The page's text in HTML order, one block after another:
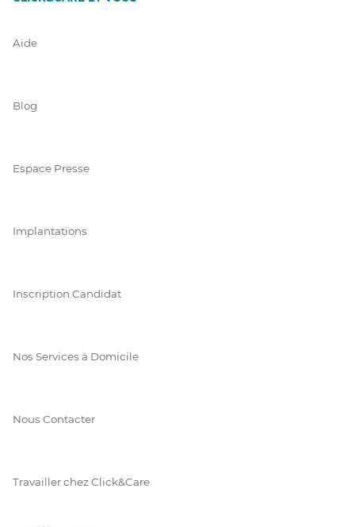
Aide
Blog
Espace Presse
Implantations
Inscription Candidat
Nos Services à Domicile
Nous Contacter
Travailler chez Click&Care